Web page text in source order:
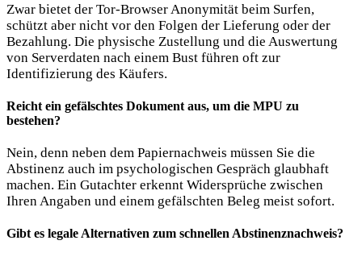
Zwar bietet der Tor-Browser Anonymität beim Surfen,
schützt aber nicht vor den Folgen der Lieferung oder der
Bezahlung. Die physische Zustellung und die Auswertung
von Serverdaten nach einem Bust führen oft zur
Identifizierung des Käufers.
Reicht ein gefälschtes Dokument aus, um die MPU zu
bestehen?
Nein, denn neben dem Papiernachweis müssen Sie die
Abstinenz auch im psychologischen Gespräch glaubhaft
machen. Ein Gutachter erkennt Widersprüche zwischen
Ihren Angaben und einem gefälschten Beleg meist sofort.
Gibt es legale Alternativen zum schnellen Abstinenznachweis?